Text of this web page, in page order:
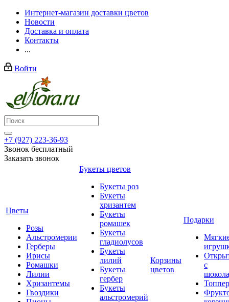
Интернет-магазин доставки цветов
Новости
Доставка и оплата
Контакты
...
Войти
+7 (927) 223-36-93
Звонок бесплатный
Заказать звонок
Цветы
Розы
Альстромерии
Герберы
Ирисы
Ромашки
Лилии
Хризантемы
Гвоздики
Букеты цветов
Букеты роз
Букеты
хризантем
Букеты
ромашек
Букеты
гладиолусов
Букеты
лилий
Букеты
гербер
Букеты
альстромерий
Корзины
цветов
Подарки
с